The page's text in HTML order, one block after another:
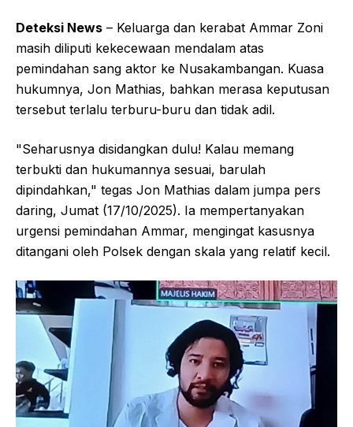
Deteksi News – Keluarga dan kerabat Ammar Zoni
masih diliputi kekecewaan mendalam atas
pemindahan sang aktor ke Nusakambangan. Kuasa
hukumnya, Jon Mathias, bahkan merasa keputusan
tersebut terlalu terburu-buru dan tidak adil.
"Seharusnya disidangkan dulu! Kalau memang
terbukti dan hukumannya sesuai, barulah
dipindahkan," tegas Jon Mathias dalam jumpa pers
daring, Jumat (17/10/2025). Ia mempertanyakan
urgensi pemindahan Ammar, mengingat kasusnya
ditangani oleh Polsek dengan skala yang relatif kecil.